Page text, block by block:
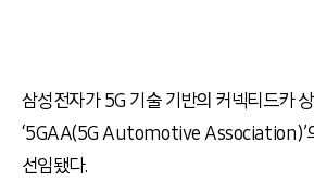
삼성전자가 5G 기술 기반의 커넥티드카
‘5GAA(5G Automotive Association)’
선임됐다.